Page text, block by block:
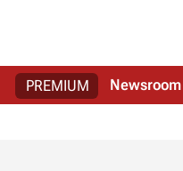
PREMIUM Newsroom